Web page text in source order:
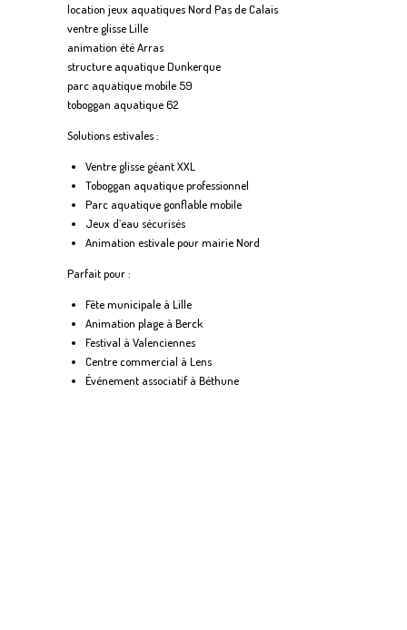
location jeux aquatiques Nord Pas de Calais
ventre glisse Lille
animation été Arras
structure aquatique Dunkerque
parc aquatique mobile 59
toboggan aquatique 62
Solutions estivales :
Ventre glisse géant XXL
Toboggan aquatique professionnel
Parc aquatique gonflable mobile
Jeux d’eau sécurisés
Animation estivale pour mairie Nord
Parfait pour :
Fête municipale à Lille
Animation plage à Berck
Festival à Valenciennes
Centre commercial à Lens
Événement associatif à Béthune